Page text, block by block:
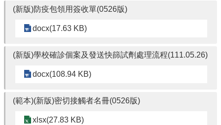
導
覽
縣
林
(新版)防疫包領用簽收單(0526版)
docx(17.63 KB)
(新版)學校確診個案及發送快篩試劑處理流程(111.05.26)
docx(108.94 KB)
(範本)(新版)密切接觸者名冊(0526版)
xlsx(27.83 KB)